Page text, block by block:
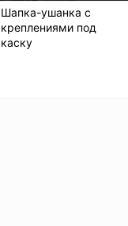
Шапка-ушанка с
креплениями под
каску